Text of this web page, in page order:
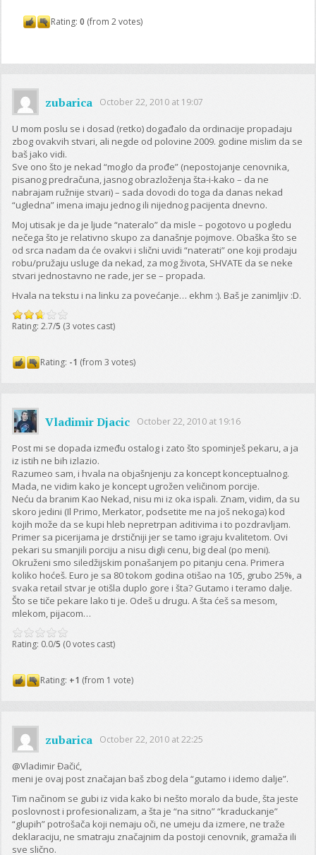
Rating:0 (from 2 votes)
zubarica October 22, 2010 at 19:07
U mom poslu se i dosad (retko) događalo da ordinacije propadaju
zbog ovakvih stvari, ali negde od polovine 2009. godine mislim da se
baš jako vidi.
Sve ono što je nekad “moglo da prođe” (nepostojanje cenovnika,
pisanog predračuna, jasnog obrazloženja šta-i-kako – da ne
nabrajam ružnije stvari) – sada dovodi do toga da danas nekad
“ugledna” imena imaju jednog ili nijednog pacijenta dnevno.
Moj utisak je da je ljude “nateralo” da misle – pogotovo u pogledu
nečega što je relativno skupo za današnje pojmove. Obaška što se
od srca nadam da će ovakvi i slični uvidi “naterati” one koji prodaju
robu/pružaju usluge da nekad, za mog života, SHVATE da se neke
stvari jednostavno ne rade, jer se – propada.
Hvala na tekstu i na linku za povećanje… ekhm :). Baš je zanimljiv :D.
Rating: 2.7/5 (3 votes cast)
Rating: -1 (from 3 votes)
Vladimir Djacic October 22, 2010 at 19:16
Post mi se dopada između ostalog i zato što spominješ pekaru, a ja
iz istih ne bih izlazio.
Razumeo sam, i hvala na objašnjenju za koncept konceptualnog.
Mada, ne vidim kako je koncept ugrožen veličinom porcije.
Neću da branim Kao Nekad, nisu mi iz oka ispali. Znam, vidim, da su
skoro jedini (Il Primo, Merkator, podsetite me na još nekoga) kod
kojih može da se kupi hleb nepretrpan aditivima i to pozdravljam.
Primer sa picerijama je drstičniji jer se tamo igraju kvalitetom. Ovi
pekari su smanjili porciju a nisu digli cenu, big deal (po meni).
Okruženi smo siledžijskim ponašanjem po pitanju cena. Primera
koliko hoćeš. Euro je sa 80 tokom godina otišao na 105, grubo 25%, a
svaka retail stvar je otišla duplo gore i šta? Gutamo i teramo dalje.
Što se tiče pekare lako ti je. Odeš u drugu. A šta ćeš sa mesom,
mlekom, pijacom…
Rating: 0.0/5 (0 votes cast)
Rating: +1 (from 1 vote)
zubarica October 22, 2010 at 22:25
@Vladimir Đačić,
meni je ovaj post značajan baš zbog dela “gutamo i idemo dalje”.
Tim načinom se gubi iz vida kako bi nešto moralo da bude, šta jeste
poslovnost i profesionalizam, a šta je “na sitno” “kraduckanje”
“glupih” potrošača koji nemaju oči, ne umeju da izmere, ne traže
deklaraciju, ne smatraju značajnim da postoji cenovnik, gramaža ili
sve slično.